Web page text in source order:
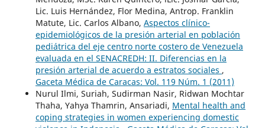
Lic. Luis Hernández, Flor Medina, Antrop. Franklin
Matute, Lic. Carlos Albano, Aspectos clínico-
epidemiológicos de la presión arterial en población
pediátrica del eje centro norte costero de Venezuela
evaluada en el SENACREDH: II. Diferencias en la
presión arterial de acuerdo a estratos sociales ,
Gaceta Médica de Caracas: Vol. 119 Núm. 1 (2011)
Nurul Ilmi, Suriah, Sudirman Nasir, Ridwan Mochtar
Thaha, Yahya Thamrin, Ansariadi, Mental health and
coping strategies in women experiencing domestic